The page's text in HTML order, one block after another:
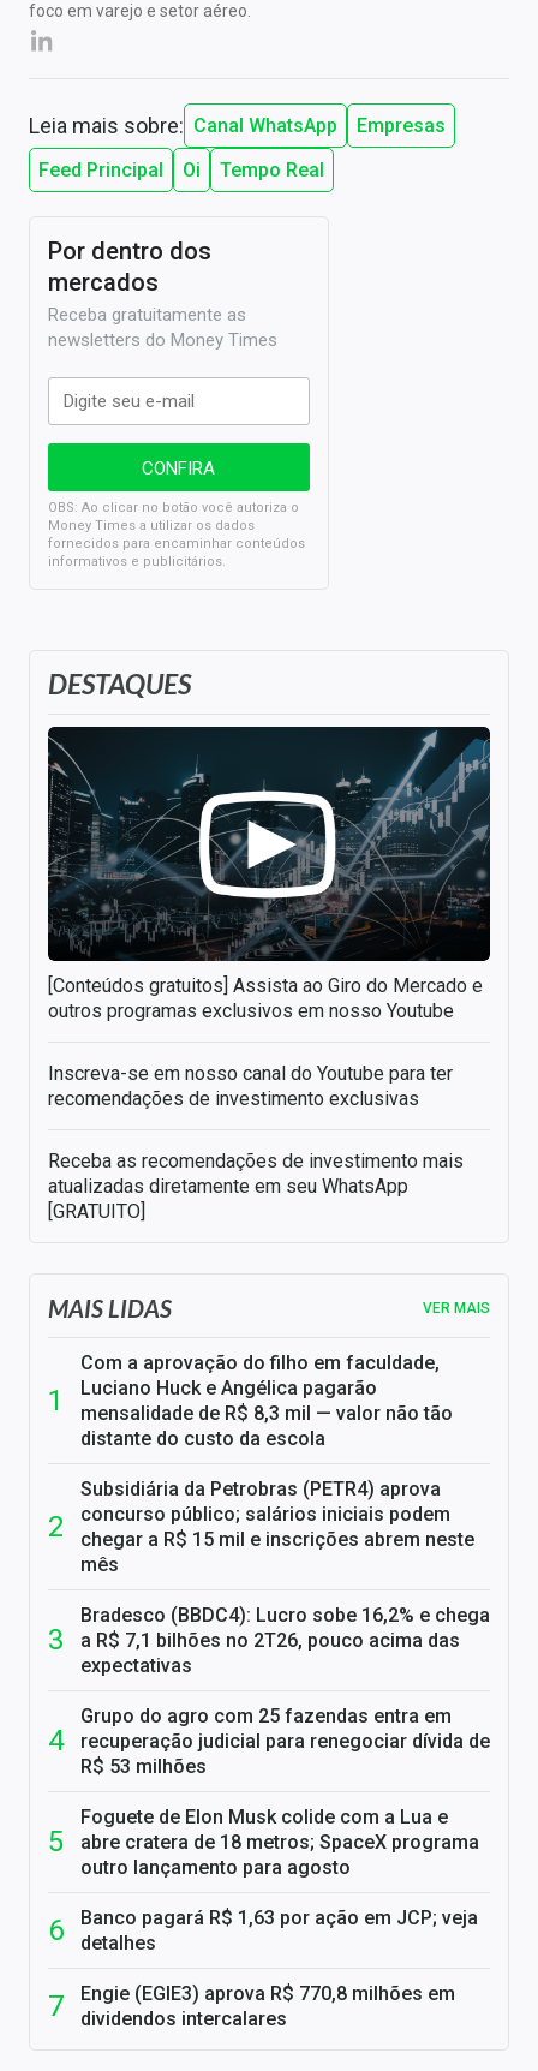
foco em varejo e setor aéreo.
Leia mais sobre: Canal WhatsApp
Empresas
Feed Principal
Oi Tempo Real
DESTAQUES
[Conteúdos gratuitos] Assista ao Giro do Mercado e
outros programas exclusivos em nosso Youtube
Inscreva-se em nosso canal do Youtube para ter
recomendações de investimento exclusivas
Receba as recomendações de investimento mais
atualizadas diretamente em seu WhatsApp
[GRATUITO]
Por dentro dos
mercados
Receba gratuitamente as
newsletters do Money Times
OBS: Ao clicar no botão você autoriza o
Money Times a utilizar os dados
fornecidos para encaminhar conteúdos
informativos e publicitários.
MAIS LIDAS VER MAIS
Com a aprovação do filho em faculdade,
Luciano Huck e Angélica pagarão
mensalidade de R$ 8,3 mil — valor não tão
distante do custo da escola
Subsidiária da Petrobras (PETR4) aprova
concurso público; salários iniciais podem
chegar a R$ 15 mil e inscrições abrem neste
mês
Bradesco (BBDC4): Lucro sobe 16,2% e chega
a R$ 7,1 bilhões no 2T26, pouco acima das
expectativas
Grupo do agro com 25 fazendas entra em
recuperação judicial para renegociar dívida de
R$ 53 milhões
Foguete de Elon Musk colide com a Lua e
abre cratera de 18 metros; SpaceX programa
outro lançamento para agosto
Banco pagará R$ 1,63 por ação em JCP; veja
detalhes
Engie (EGIE3) aprova R$ 770,8 milhões em
dividendos intercalares